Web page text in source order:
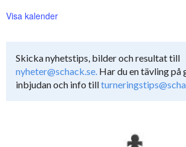
Visa kalender
Skicka nyhetstips, bilder och resultat till
nyheter@schack.se. Har du en tävling på
inbjudan och info till